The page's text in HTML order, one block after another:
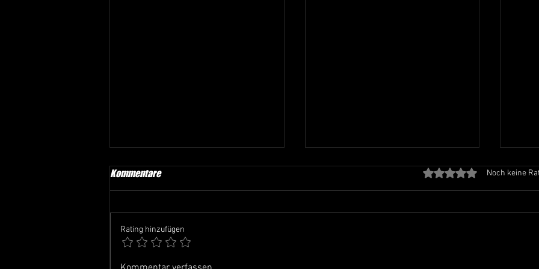
Jahreshauptversammlung 2026
Kommentare Mit 0 von 5 Sternen
Noch keine
Rating hinzufügen